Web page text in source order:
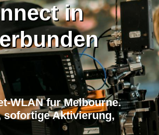
in
WLAN fur Melbourne.
sofortige Aktivierung,